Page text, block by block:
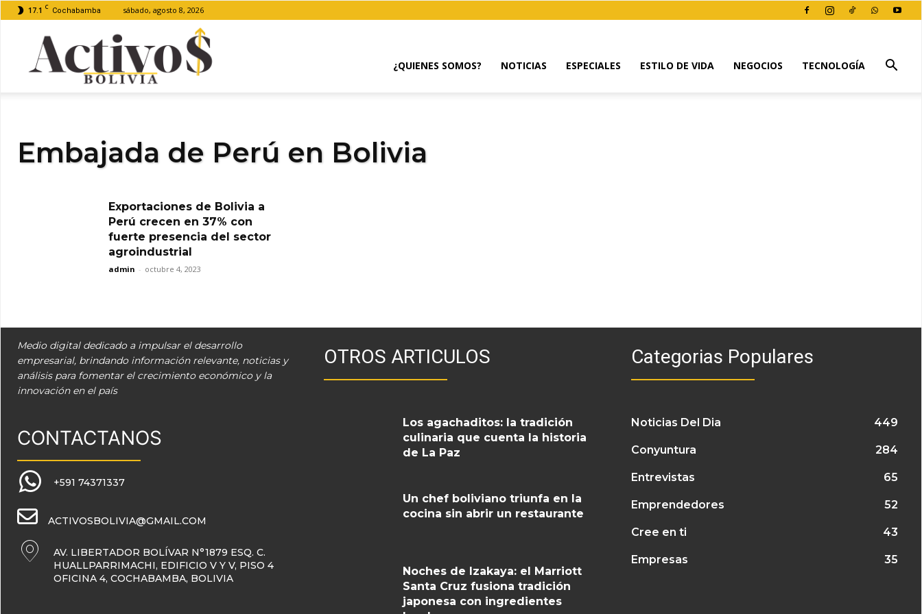
17.1 C Cochabamba sábado, agosto 8, 2026
¿QUIENES SOMOS? NOTICIAS ESPECIALES ESTILO DE VIDA NEGOCIOS TECNOLOGÍA
Embajada de Perú en Bolivia
Exportaciones de Bolivia a
Perú crecen en 37% con
fuerte presencia del sector
agroindustrial
admin - octubre 4, 2023
Medio digital dedicado a impulsar el desarrollo
empresarial, brindando información relevante, noticias y
análisis para fomentar el crecimiento económico y la
innovación en el país
CONTACTANOS
+591 74371337
ACTIVOSBOLIVIA@GMAIL.COM
AV. LIBERTADOR BOLÍVAR N°1879 ESQ. C.
HUALLPARRIMACHI, EDIFICIO V Y V, PISO 4
OFICINA 4, COCHABAMBA, BOLIVIA
OTROS ARTICULOS
Los agachaditos: la tradición
culinaria que cuenta la historia
de La Paz
Un chef boliviano triunfa en la
cocina sin abrir un restaurante
Noches de Izakaya: el Marriott
Santa Cruz fusiona tradición
japonesa con ingredientes
Categorias Populares
Noticias Del Dia 449
Conyuntura 284
Entrevistas 65
Emprendedores 52
Cree en ti 43
Empresas 35